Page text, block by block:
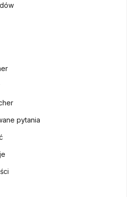
pytania